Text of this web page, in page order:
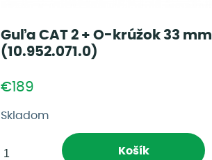
Guľa CAT 2 + O-krúžok 33 mm
(10.952.071.0)
€189
Skladom
Košík